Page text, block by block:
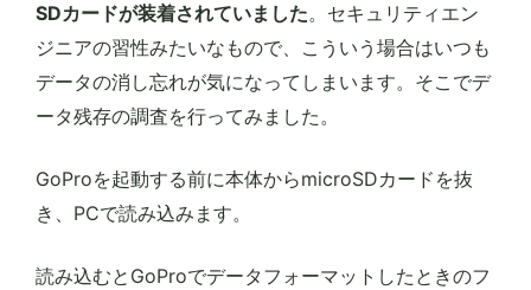
SDカードが装着されていました。セキュリティエン
ジニアの習性みたいなもので、こういう場合はいつも
データの消し忘れが気になってしまいます。そこでデ
ータ残存の調査を行ってみました。
GoProを起動する前に本体からmicroSDカードを抜
き、PCで読み込みます。
読み込むとGoProでデータフォーマットしたときのフ